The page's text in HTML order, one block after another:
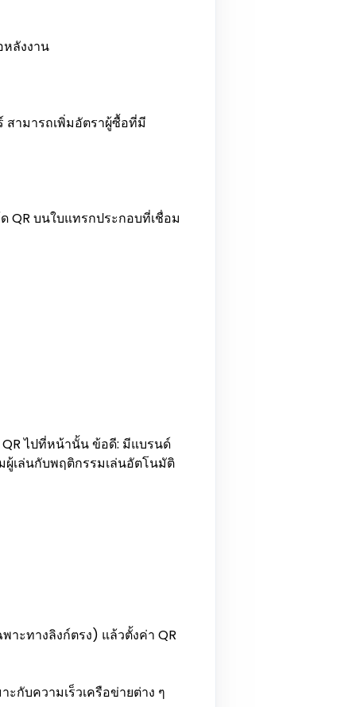
หลังงาน
สามารถเพิ่มอัตราผู้ซื้อที่มี
QR บนใบแทรกประกอบที่เชื่อม
ไปที่หน้านั้น ข้อดี: มีแบรนด์
เล่นกับพฤติกรรมเล่นอัตโนมัติ
าะทางลิงก์ตรง) แล้วตั้งค่า QR
กับความเร็วเครือข่ายต่าง ๆ